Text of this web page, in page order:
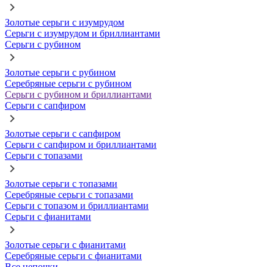
Золотые серьги с изумрудом
Серьги с изумрудом и бриллиантами
Серьги с рубином
Золотые серьги с рубином
Серебряные серьги с рубином
Серьги с рубином и бриллиантами
Серьги с сапфиром
Золотые серьги с сапфиром
Серьги с сапфиром и бриллиантами
Серьги с топазами
Золотые серьги с топазами
Серебряные серьги с топазами
Серьги с топазом и бриллиантами
Серьги с фианитами
Золотые серьги с фианитами
Серебряные серьги с фианитами